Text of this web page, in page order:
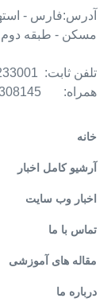
آدرس:فارس -
مسکن - طبقه دوم |
تلفن ثابت: 07153233001
همراه: 09171308145
خانه
آرشیو کامل اخبار
اخبار وب سایت
تماس با ما
مقاله های آموزشی
درباره ما